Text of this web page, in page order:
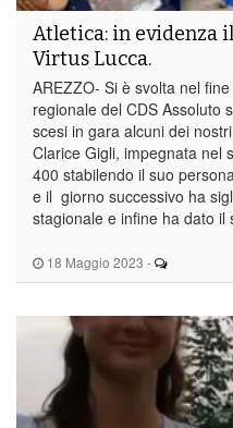
18 Maggio 2023 -
Atletica: in evidenza
Virtus Lucca.
AREZZO- Si è svolta nel
regionale del CDS Assoluto
scesi in gara alcuni dei
Clarice Gigli, impegnata nel
400 stabilendo il suo
e il giorno successivo ha
stagionale e infine ha dato il